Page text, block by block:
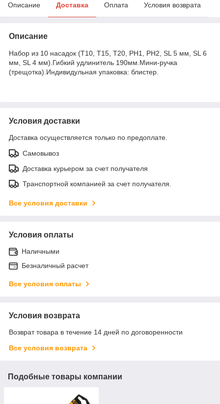
Описание Доставка Оплата Условия возврата
Описание
Набор из 10 насадок (T10, T15, T20, PH1, PH2, SL 5 мм, SL 6
мм, SL 4 мм).Гибкий удлинитель 190мм.Мини-ручка
(трещотка).Индивидульная упаковка: блистер.
Условия доставки
Доставка осуществляется только по предоплате.
Самовывоз
Доставка курьером за счет получателя
Транспортной компанией за счет получателя.
Все условия доставки
Условия оплаты
Наличными
Безналичный расчет
Все условия оплаты
Условия возврата
Возврат товара в течение 14 дней по договоренности
Все условия возврата
Подобные товары компании